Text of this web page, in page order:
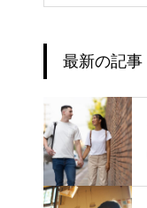
最新の記事